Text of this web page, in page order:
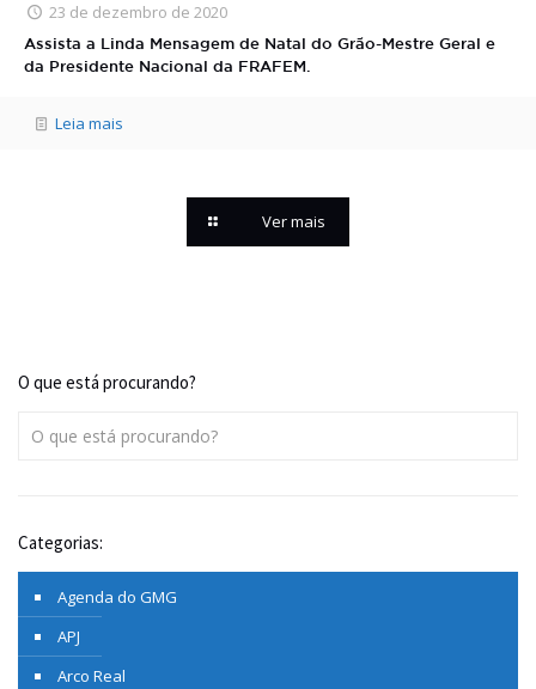
23 de dezembro de 2020
Assista a Linda Mensagem de Natal do Grão-Mestre Geral e
da Presidente Nacional da FRAFEM.
Leia mais
Ver mais
O que está procurando?
Categorias:
Agenda do GMG
APJ
Arco Real